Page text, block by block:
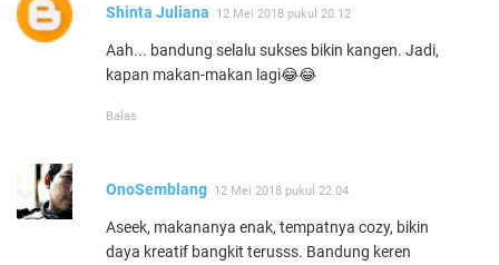
Shinta Juliana 12 Mei 2018 pukul 20.12
Aah... bandung selalu sukses bikin kangen. Jadi,
kapan makan-makan lagi😂😂
Balas
OnoSemblang 12 Mei 2018 pukul 22.04
Aseek, makananya enak, tempatnya cozy, bikin
daya kreatif bangkit terusss. Bandung keren